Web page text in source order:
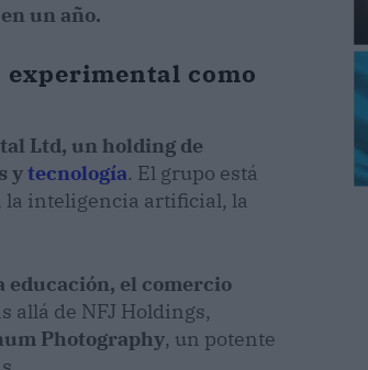
un año.
como
Ltd, un holding de
ytecnología. El grupo está
la inteligencia artificial, la
educación, el comercio
allá de NFJ Holdings,
Photography, un potente